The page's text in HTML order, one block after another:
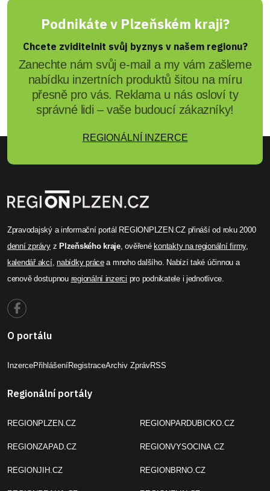
Podnikáte v Plzeňském kraji?
Chcete zviditelnit svůj byznys v našem regionu?
Zanechte nám svůj e-mail a my vám zašleme
nabídku inzertních produktů šitou na míru
přesně pro vás. Reklama u nás osloví ty
správné lidi – vaše budoucí zákazníky!
REGIONÁLNÍ INZERCE
Zpravodajský a informační portál REGIONPLZEN.CZ přináší od roku 2000
denní zprávyz Plzeňského kraje, ověřené kontakty na regionální firmy,
kalendář akcí,nabídky prácea mnoho dalšího. Nabízí také účinnou a
cenově dostupnou regionální inzerci pro podnikatele i jednotlivce.
O portálu
InzercePřihlášeníRegistraceArchiv ZprávRSS
Regionální portály
REGIONPLZEN.CZ
REGIONZAPAD.CZ
REGIONJIH.CZ
REGIONPARDUBICKO.CZ
REGIONVYSOCINA.CZ
REGIONBRNO.CZ